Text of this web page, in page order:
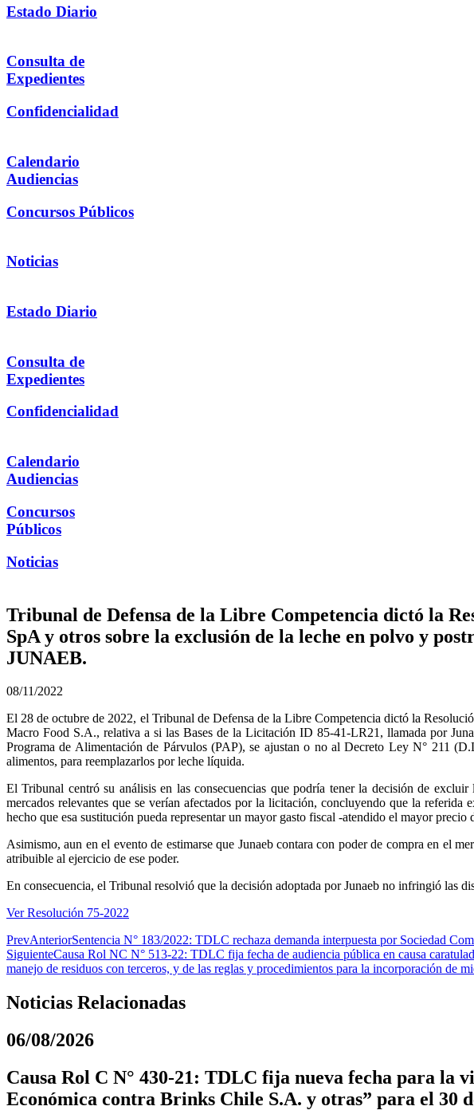
Estado Diario
Consulta de
Expedientes
Confidencialidad
Calendario
Audiencias
Concursos Públicos
Noticias
Estado Diario
Consulta de
Expedientes
Confidencialidad
Calendario
Audiencias
Concursos
Públicos
Noticias
Tribunal de Defensa de la Libre Competencia dictó la
SpA y otros sobre la exclusión de la leche en polvo y
JUNAEB.
08/11/2022
El 28 de octubre de 2022, el Tribunal de Defensa de la Libre Competencia dictó la
Macro Food S.A., relativa a si las Bases de la Licitación ID 85-41-LR21, llamada por
Programa de Alimentación de Párvulos (PAP), se ajustan o no al Decreto Ley N° 211
alimentos, para reemplazarlos por leche líquida.
El Tribunal centró su análisis en las consecuencias que podría tener la decisión de
mercados relevantes que se verían afectados por la licitación, concluyendo que la
hecho que esa sustitución pueda representar un mayor gasto fiscal -atendido el mayor
Asimismo, aun en el evento de estimarse que Junaeb contara con poder de compra en el
atribuible al ejercicio de ese poder.
En consecuencia, el Tribunal resolvió que la decisión adoptada por Junaeb no infringió las
Ver Resolución 75-2022
PrevAnteriorSentencia N° 183/2022: TDLC rechaza demanda interpuesta por Sociedad
SiguienteCausa Rol NC N° 513-22: TDLC fija fecha de audiencia pública en causa
manejo de residuos con terceros, y de las reglas y procedimientos para la incorporación de
Noticias Relacionadas
06/08/2026
Causa Rol C N° 430-21: TDLC fija nueva fecha para la
Económica contra Brinks Chile S.A. y otras” para el 30